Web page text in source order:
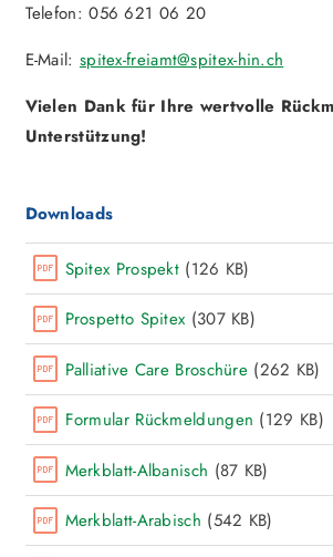
Telefon: 056 621 06 20
E-Mail: spitex-freiamt@spitex-hin.ch
Vielen Dank für Ihre wertvolle
Unterstützung!
Downloads
Spitex Prospekt (126 KB)
Prospetto Spitex (307 KB)
Palliative Care Broschüre (262 KB)
Formular Rückmeldungen (129 KB)
Merkblatt-Albanisch (87 KB)
Merkblatt-Arabisch (542 KB)